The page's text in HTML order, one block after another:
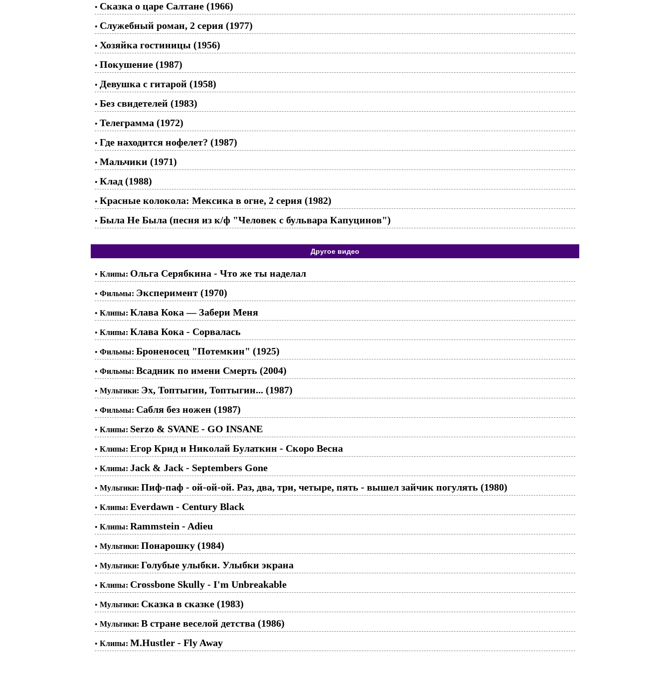
• Сказка о царе Салтане (1966)
• Служебный роман, 2 серия (1977)
• Хозяйка гостиницы (1956)
• Покушение (1987)
• Девушка с гитарой (1958)
• Без свидетелей (1983)
• Телеграмма (1972)
• Где находится нофелет? (1987)
• Мальчики (1971)
• Клад (1988)
• Красные колокола: Мексика в огне, 2 серия (1982)
• Была Не Была (песня из к/ф "Человек с бульвара Капуцинов")
Другое видео
• Клипы: Ольга Серябкина - Что же ты наделал
• Фильмы: Эксперимент (1970)
• Клипы: Клава Кока — Забери Меня
• Клипы: Клава Кока - Сорвалась
• Фильмы: Броненосец "Потемкин" (1925)
• Фильмы: Всадник по имени Смерть (2004)
• Мультики: Эх, Топтыгин, Топтыгин... (1987)
• Фильмы: Сабля без ножен (1987)
• Клипы: Serzo & SVANE - GO INSANE
• Клипы: Егор Крид и Николай Булаткин - Скоро Весна
• Клипы: Jack & Jack - Septembers Gone
• Мультики: Пиф-паф - ой-ой-ой. Раз, два, три, четыре, пять - вышел зайчик погулять (1980)
• Клипы: Everdawn - Century Black
• Клипы: Rammstein - Adieu
• Мультики: Понарошку (1984)
• Мультики: Голубые улыбки. Улыбки экрана
• Клипы: Crossbone Skully - I'm Unbreakable
• Мультики: Сказка в сказке (1983)
• Мультики: В стране веселой детства (1986)
• Клипы: M.Hustler - Fly Away